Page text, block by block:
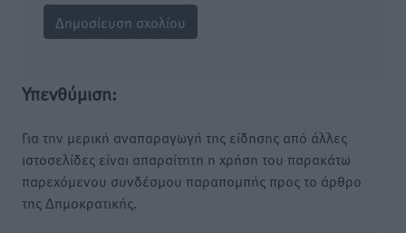
Υπενθύμιση:
Για την μερική αναπαραγωγή της είδησης από άλλες
ιστοσελίδες είναι απαραίτητη η χρήση του παρακάτω
παρεχόμενου συνδέσμου παραπομπής προς το άρθρο
της Δημοκρατικής.